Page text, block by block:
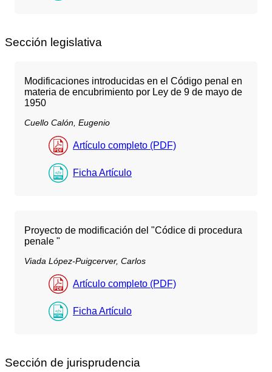
Sección legislativa
Modificaciones introducidas en el Código penal en
materia de encubrimiento por Ley de 9 de mayo de
1950
Cuello Calón, Eugenio
Artículo completo (PDF)
Ficha Artículo
Proyecto de modificación del "Códice di procedura
penale "
Viada López-Puigcerver, Carlos
Artículo completo (PDF)
Ficha Artículo
Sección de jurisprudencia